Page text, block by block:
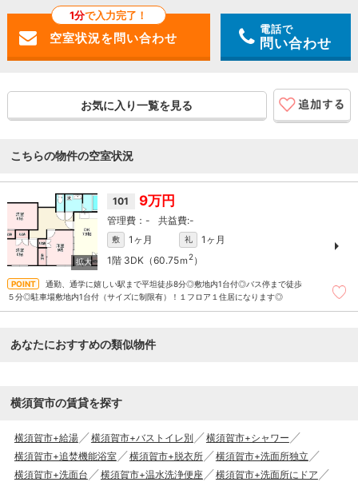
1分で入力完了！
電話で
問い合わせ
お気に入り一覧を見る
こちらの物件の空室状況
101 9万円
- -
敷 1ヶ月 礼
1ヶ月
1階 3DK（60.75ｍ 2）
通勤、通学に嬉しい駅まで平坦徒歩8分◎敷地内1台付◎バス停まで徒歩
５分◎駐車場敷地内1台付（サイズに制限有）！１フロア１住居になります◎
あなたにおすすめの類似物件
横須賀市の賃貸を探す
横須賀市+給湯 横須賀市+バストイレ別
横須賀市+シャワー
横須賀市+追焚機能浴室
横須賀市+脱衣所
横須賀市+洗面所独立
横須賀市+洗面台
横須賀市+温水洗浄便座
横須賀市+洗面所にドア